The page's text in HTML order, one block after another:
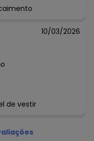
10/03/2026
de vestir